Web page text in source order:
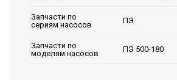
Запчасти по
сериям насосов
ПЭ
Запчасти по
моделям насосов
ПЭ 500-180